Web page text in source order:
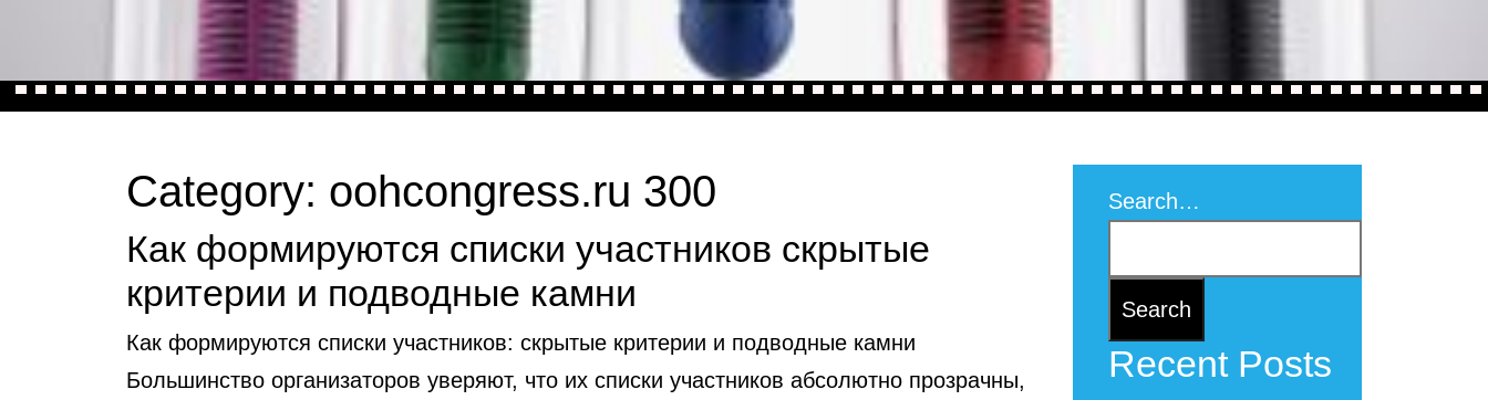
Search…
Recent Posts
Category: oohcongress.ru 300
Как формируются списки участников скрытые
критерии и подводные камни
Как формируются списки участников: скрытые критерии и подводные камни
Большинство организаторов уверяют, что их списки участников абсолютно прозрачны,